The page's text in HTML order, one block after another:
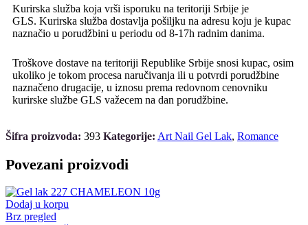
Kurirska služba koja vrši isporuku na teritoriji Srbije je
GLS. Kurirska služba dostavlja pošiljku na adresu koju je kupac
naznačio u porudžbini u periodu od 8-17h radnim danima.
Troškove dostave na teritoriji Republike Srbije snosi kupac, osim
ukoliko je tokom procesa naručivanja ili u potvrdi porudžbine
naznačeno drugacije, u iznosu prema redovnom cenovniku
kurirske službe GLS važecem na dan porudžbine.
Šifra proizvoda: 393 Kategorije: Art Nail Gel Lak, Romance
Povezani proizvodi
Dodaj u korpu
Brz pregled